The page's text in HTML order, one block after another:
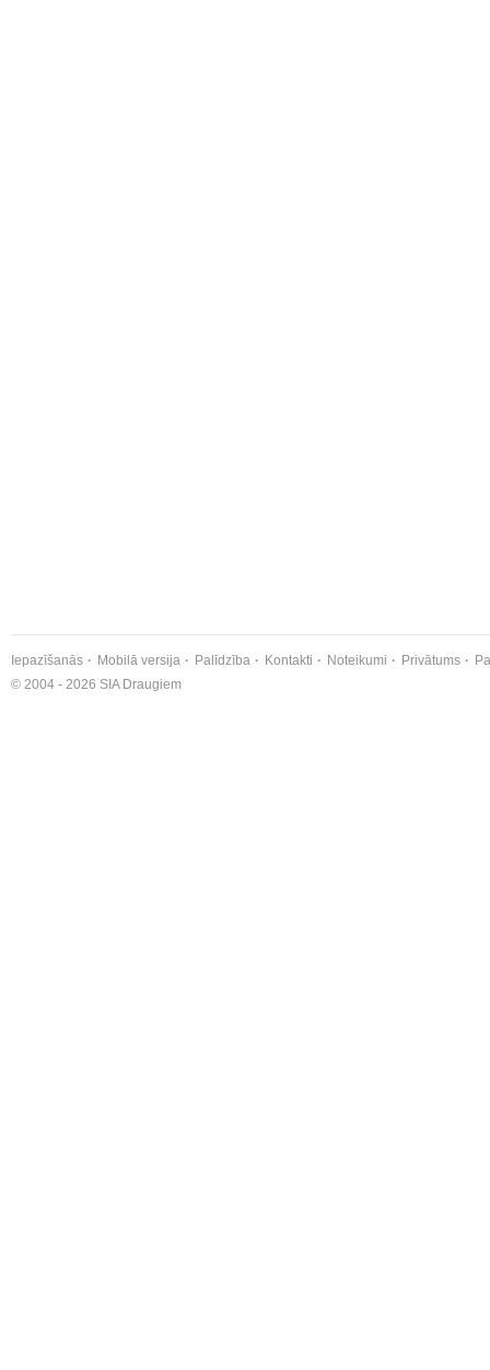
Iepazīšanās Mobilā versija Palīdzība Kontakti Noteikumi Privātums
© 2004 - 2026 SIA Draugiem